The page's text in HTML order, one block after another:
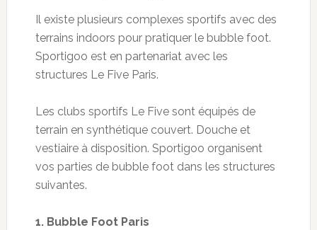
Il existe plusieurs complexes sportifs avec des
terrains indoors pour pratiquer le bubblefoot.
Sportigoo est en partenariat avec les
structures Le Five Paris.
Les clubs sportifs Le Fivesontéquipés de
terrain en synthétique couvert. Douche et
vestiaire à disposition. Sportigoo organisent
vos parties de bubblefoot dans les structures
suivantes.
1. Bubble Foot Paris